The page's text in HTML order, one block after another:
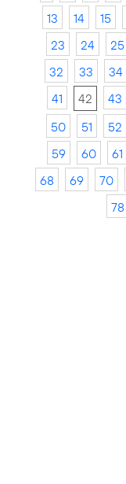
13
14 15
23
24 25
32
33 34
41
42 43
50
51 52
59
60 61
68
69 70
78